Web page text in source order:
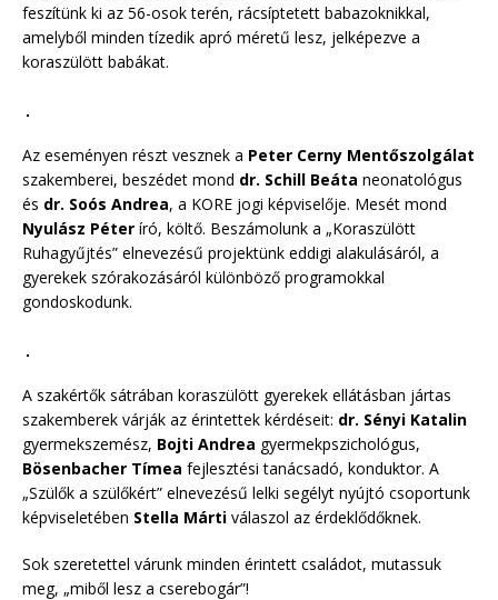
feszítünk ki az 56-osok terén, rácsíptetett babazoknikkal,
amelyből minden tízedik apró méretű lesz, jelképezve a
koraszülött babákat.
Az eseményen részt vesznek a Peter Cerny Mentőszolgálat
szakemberei, beszédet mond dr. Schill Beáta neonatológus
és dr. Soós Andrea, a KORE jogi képviselője. Mesét mond
Nyulász Péter író, költő. Beszámolunk a „Koraszülött
Ruhagyűjtés” elnevezésű projektünk eddigi alakulásáról, a
gyerekek szórakozásáról különböző programokkal
gondoskodunk.
A szakértők sátrában koraszülött gyerekek ellátásban jártas
szakemberek várják az érintettek kérdéseit: dr. Sényi Katalin
gyermekszemész, Bojti Andrea gyermekpszichológus,
Bösenbacher Tímea fejlesztési tanácsadó, konduktor. A
„Szülők a szülőkért” elnevezésű lelki segélyt nyújtó csoportunk
képviseletében Stella Márti válaszol az érdeklődőknek.
Sok szeretettel várunk minden érintett családot, mutassuk
meg, „miből lesz a cserebogár”!